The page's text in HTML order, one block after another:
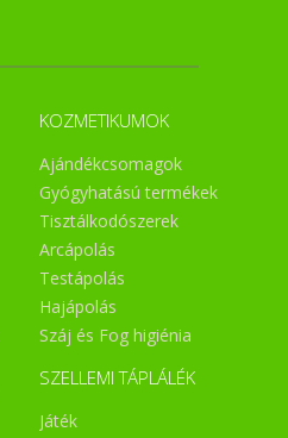
KOZMETIKUMOK
Ajándékcsomagok
Gyógyhatású termékek
Tisztálkodószerek
Arcápolás
Testápolás
Hajápolás
Száj és Fog higiénia
SZELLEMI TÁPLÁLÉK
Játék